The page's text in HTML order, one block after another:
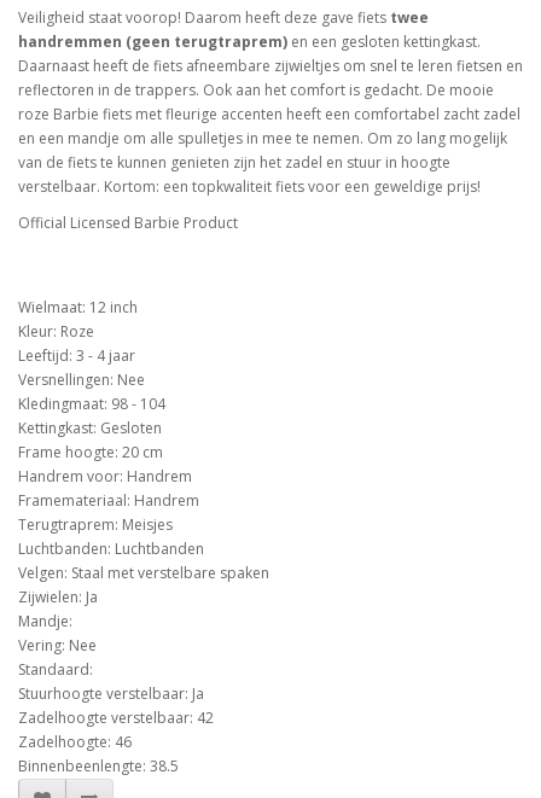
Veiligheid staat voorop! Daarom heeft deze gave fiets twee
handremmen (geen terugtraprem) en een gesloten kettingkast.
Daarnaast heeft de fiets afneembare zijwieltjes om snel te leren fietsen en
reflectoren in de trappers. Ook aan het comfort is gedacht. De mooie
roze Barbie fiets met fleurige accenten heeft een comfortabel zacht zadel
en een mandje om alle spulletjes in mee te nemen. Om zo lang mogelijk
van de fiets te kunnen genieten zijn het zadel en stuur in hoogte
verstelbaar. Kortom: een topkwaliteit fiets voor een geweldige prijs!
Official Licensed Barbie Product
Wielmaat: 12 inch
Kleur: Roze
Leeftijd: 3 - 4 jaar
Versnellingen: Nee
Kledingmaat: 98 - 104
Kettingkast: Gesloten
Frame hoogte: 20 cm
Handrem voor: Handrem
Framemateriaal: Handrem
Terugtraprem: Meisjes
Luchtbanden: Luchtbanden
Velgen: Staal met verstelbare spaken
Zijwielen: Ja
Mandje:
Vering: Nee
Standaard:
Stuurhoogte verstelbaar: Ja
Zadelhoogte verstelbaar: 42
Zadelhoogte: 46
Binnenbeenlengte: 38.5